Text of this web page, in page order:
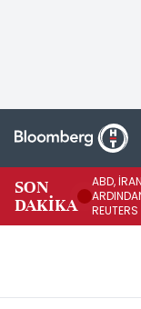
SON
DAKİKA
ABD,
REUTERS